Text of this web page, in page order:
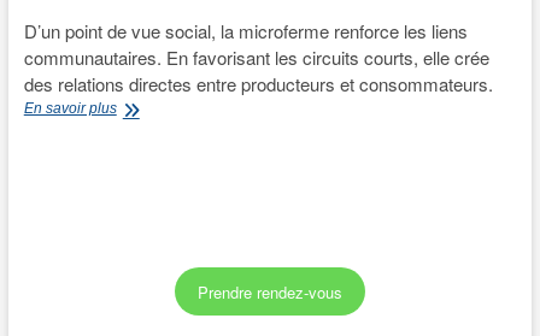
D’un point de vue social, la microferme renforce les liens
communautaires. En favorisant les circuits courts, elle crée
des relations directes entre producteurs et consommateurs.
En savoir plusQu’est-
Prendre rendez-vous